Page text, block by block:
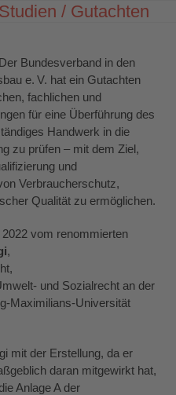
Studien / Gutachten
Der Bundesverband in den
e. V. hat ein Gutachten
fachlichen und
für eine Überführung des
Handwerk in die
zu prüfen – mit dem Ziel,
und
Verbraucherschutz,
Qualität zu ermöglichen.
vom renommierten
,
und Sozialrecht an der
Maximilians-Universität
mit der Erstellung, da er
daran mitgewirkt hat,
Anlage A der